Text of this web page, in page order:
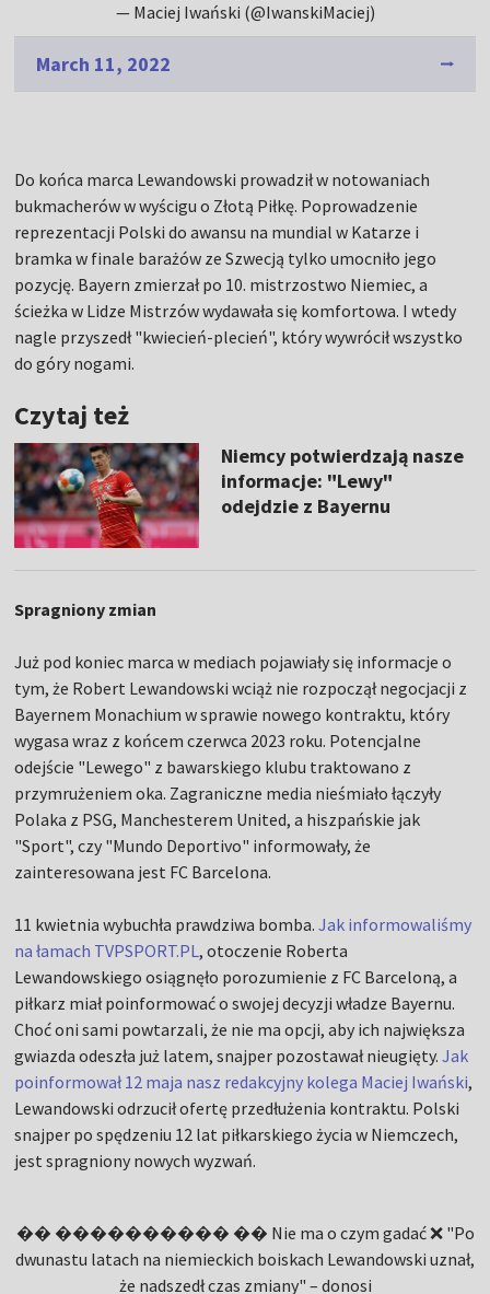
— Maciej Iwański (@IwanskiMaciej)
March 11, 2022
Do końca marca Lewandowski prowadził w notowaniach
bukmacherów w wyścigu o Złotą Piłkę. Poprowadzenie
reprezentacji Polski do awansu na mundial w Katarze i
bramka w finale barażów ze Szwecją tylko umocniło jego
pozycję. Bayern zmierzał po 10. mistrzostwo Niemiec, a
ścieżka w Lidze Mistrzów wydawała się komfortowa. I wtedy
nagle przyszedł "kwiecień-plecień", który wywrócił wszystko
do góry nogami.
Czytaj też
Niemcy potwierdzają nasze
informacje: "Lewy"
odejdzie z Bayernu
Spragniony zmian
Już pod koniec marca w mediach pojawiały się informacje o
tym, że Robert Lewandowski wciąż nie rozpoczął negocjacji z
Bayernem Monachium w sprawie nowego kontraktu, który
wygasa wraz z końcem czerwca 2023 roku. Potencjalne
odejście "Lewego" z bawarskiego klubu traktowano z
przymrużeniem oka. Zagraniczne media nieśmiało łączyły
Polaka z PSG, Manchesterem United, a hiszpańskie jak
"Sport", czy "Mundo Deportivo" informowały, że
zainteresowana jest FC Barcelona.
11 kwietnia wybuchła prawdziwa bomba.Jak informowaliśmy
na łamach TVPSPORT.PL, otoczenie Roberta
Lewandowskiego osiągnęło porozumienie z FC Barceloną, a
piłkarz miał poinformować o swojej decyzji władze Bayernu.
Choć oni sami powtarzali, że nie ma opcji, aby ich największa
gwiazda odeszła już latem, snajper pozostawał nieugięty.Jak
poinformował 12 maja nasz redakcyjny kolega Maciej Iwański,
Lewandowski odrzucił ofertę przedłużenia kontraktu. Polski
snajper po spędzeniu 12 lat piłkarskiego życia w Niemczech,
jest spragniony nowych wyzwań.
�� ���������� �� Nie ma o czym gadać ❌ "Po
dwunastu latach na niemieckich boiskach Lewandowski uznał,
że nadszedł czas zmiany" – donosi